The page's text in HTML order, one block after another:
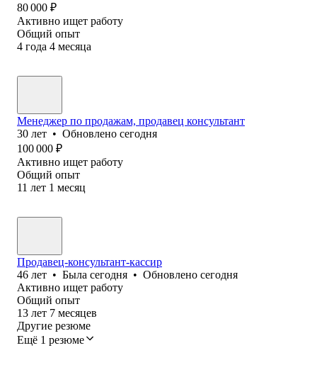
80 000 ₽
Активно ищет работу
Общий опыт
4 года 4 месяца
Менеджер по продажам, продавец консультант
30 лет • Обновлено сегодня
100 000 ₽
Активно ищет работу
Общий опыт
11 лет 1 месяц
Продавец-консультант-кассир
46 лет • Была сегодня • Обновлено сегодня
Активно ищет работу
Общий опыт
13 лет 7 месяцев
Другие резюме
Ещё 1 резюме